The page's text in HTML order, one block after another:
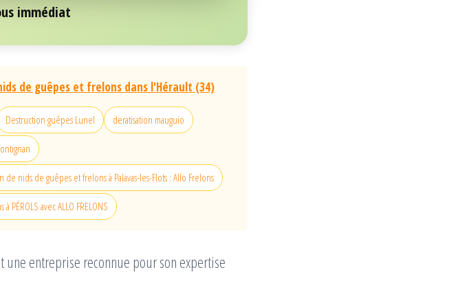
immédiat
de guêpes et frelons dans l'Hérault (34)
Destruction guêpes Lunel deratisation mauguio
nids de guêpes et frelons à Palavas-les-Flots : Allo Frelons
avec ALLO FRELONS
une entreprise reconnue pour son expertise